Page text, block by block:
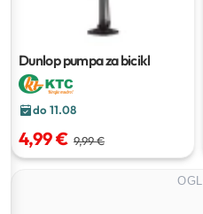
Dunlop pumpa za bicikl
do 11.08
4,99 € 9,99 €